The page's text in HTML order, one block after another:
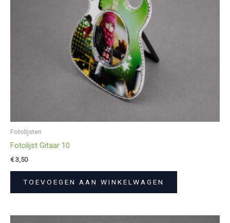
Fotolijsten
Fotolijst Gitaar 10
€3,50
TOEVOEGEN AAN WINKELWAGEN